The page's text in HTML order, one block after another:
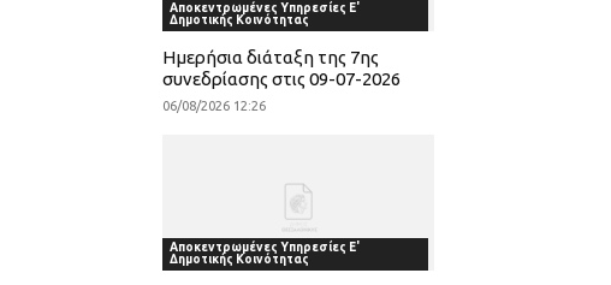
Αποκεντρωμένες Υπηρεσίες Ε'
Δημοτικής Κοινότητας
Ημερήσια διάταξη της 7ης
συνεδρίασης στις 09-07-2026
06/08/2026 12:26
Αποκεντρωμένες Υπηρεσίες Ε'
Δημοτικής Κοινότητας